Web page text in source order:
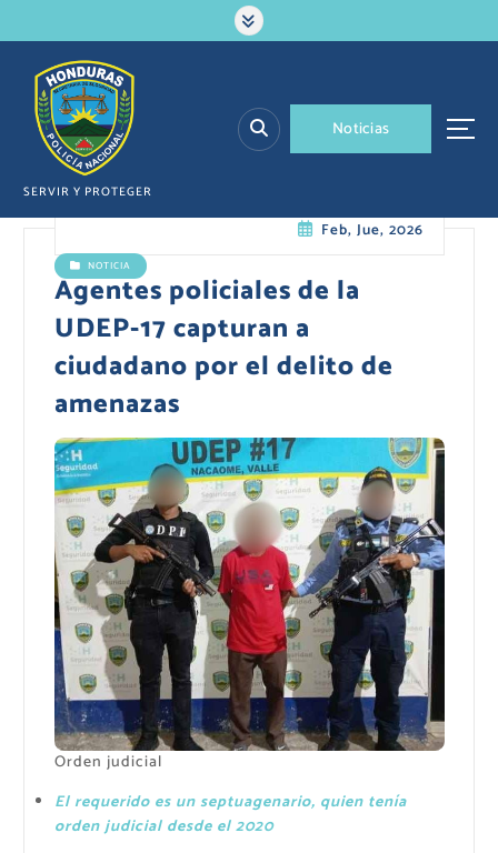
a
SERVIR Y PROTEGER
Noticias
Feb, Jue, 2026
NOTICIA
Agentes policiales de la
UDEP-17 capturan a
ciudadano por el delito de
amenazas
Orden judicial
El requerido es un septuagenario, quien tenía
orden judicial desde el 2020